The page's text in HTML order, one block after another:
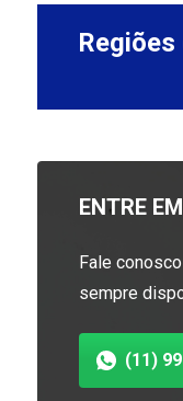
ENTRE
Fale
sempre
(11)